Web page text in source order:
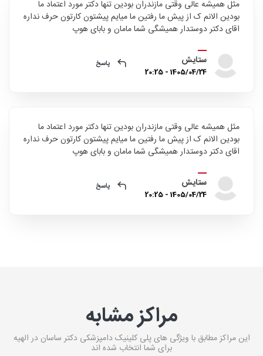
مثل همیشه عالی وقتی مازندران بودین تنها دکتر مورد اعتماد ما
بودین الانم ک از پیش ما رفتین ما میایم پیشتون کارتون حرف نداره
اقای دکتر دوستدار همیشگی شما مامان و بابای هوپ
ستایش
1405/04/24 - 20:25
پاسخ
مثل همیشه عالی وقتی مازندران بودین تنها دکتر مورد اعتماد ما
بودین الانم ک از پیش ما رفتین ما میایم پیشتون کارتون حرف نداره
اقای دکتر دوستدار همیشگی شما مامان و بابای هوپ
ستایش
1405/04/24 - 20:25
پاسخ
مراکز مشابه
این مراکز مطابق با ویژگی های پلی کلینیک دامپزشکی دکتر ساسان در الهیه
برای شما انتخاب شده اند